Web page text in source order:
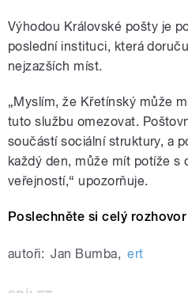
Výhodou Královské pošty je
poslední instituci, která
nejzazších míst.
„Myslím, že Křetínský může
tuto službu omezovat.
součástí sociální struktury, a
každý den, může mít potíže s
veřejností,“ upozorňuje.
Poslechněte si celý
autoři: Jan Bumba, ert